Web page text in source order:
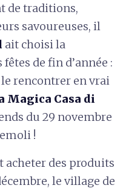
de traditions,
savoureuses, il
ait choisi la
de fin d’année :
rencontrer en vrai
Magica Casa di
du 29 novembre
!
acheter des produits
le village de